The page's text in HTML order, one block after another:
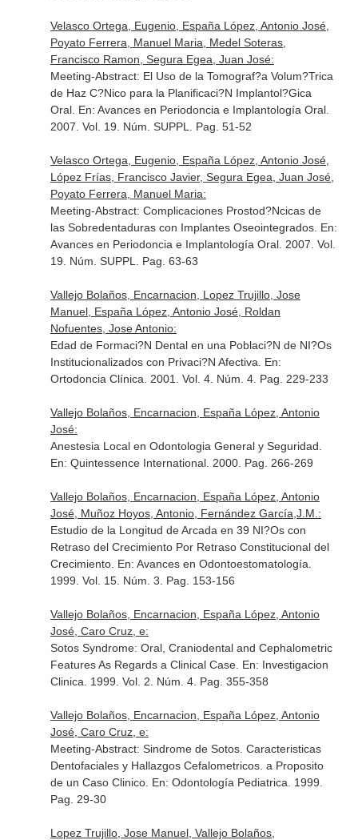
Velasco Ortega, Eugenio, España López, Antonio José,
Poyato Ferrera, Manuel Maria, Medel Soteras,
Francisco Ramon, Segura Egea, Juan José:
Meeting-Abstract: El Uso de la Tomograf?a Volum?Trica
de Haz C?Nico para la Planificaci?N Implantol?Gica
Oral. En: Avances en Periodoncia e Implantología Oral.
2007. Vol. 19. Núm. SUPPL. Pag. 51-52
Velasco Ortega, Eugenio, España López, Antonio José,
López Frías, Francisco Javier, Segura Egea, Juan José,
Poyato Ferrera, Manuel Maria:
Meeting-Abstract: Complicaciones Prostod?Ncicas de
las Sobredentaduras con Implantes Oseointegrados. En:
Avances en Periodoncia e Implantología Oral. 2007. Vol.
19. Núm. SUPPL. Pag. 63-63
Vallejo Bolaños, Encarnacion, Lopez Trujillo, Jose
Manuel, España López, Antonio José, Roldan
Nofuentes, Jose Antonio:
Edad de Formaci?N Dental en una Poblaci?N de NI?Os
Institucionalizados con Privaci?N Afectiva. En:
Ortodoncia Clínica . 2001. Vol. 4. Núm. 4. Pag. 229-233
Vallejo Bolaños, Encarnacion, España López, Antonio
José:
Anestesia Local en Odontologia General y Seguridad.
En: Quintessence International. 2000. Pag. 266-269
Vallejo Bolaños, Encarnacion, España López, Antonio
José, Muñoz Hoyos, Antonio, Fernández García,J.M.:
Estudio de la Longitud de Arcada en 39 NI?Os con
Retraso del Crecimiento Por Retraso Constitucional del
Crecimiento. En: Avances en Odontoestomatología
1999. Vol. 15. Núm. 3. Pag. 153-156
Vallejo Bolaños, Encarnacion, España López, Antonio
José, Caro Cruz, e:
Sotos Syndrome: Oral, Craniodental and Cephalometric
Features As Regards a Clinical Case. En: Investigacion
Clinica . 1999. Vol. 2. Núm. 4. Pag. 355-358
Vallejo Bolaños, Encarnacion, España López, Antonio
José, Caro Cruz, e:
Meeting-Abstract: Sindrome de Sotos. Caracteristicas
Dentofaciales y Hallazgos Cefalometricos. a Proposito
de un Caso Clinico. En: Odontología Pediatrica . 1999.
Pag. 29-30
Lopez Trujillo, Jose Manuel, Vallejo Bolaños,